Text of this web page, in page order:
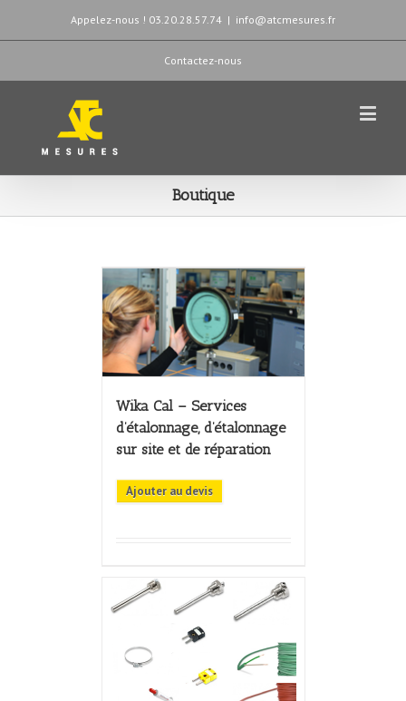
Appelez-nous ! 03.20.28.57.74 | info@atcmesures.fr
Contactez-nous
Boutique
Wika Cal – Services
d’étalonnage, d’étalonnage
sur site et de réparation
Ajouter au devis